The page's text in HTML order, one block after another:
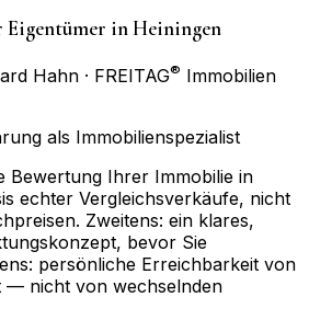
Eigentümer in Heiningen
Hahn · FREITAG® Immobilien
als Immobilienspezialist
Bewertung Ihrer Immobilie in
echter Vergleichsverkäufe, nicht
Zweitens: ein klares,
bevor Sie
persönliche Erreichbarkeit von
— nicht von wechselnden